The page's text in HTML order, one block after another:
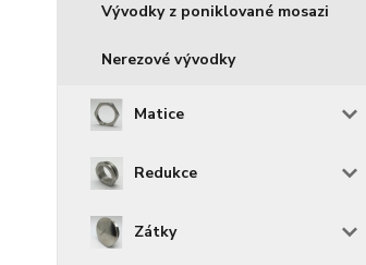
Vývodky z poniklované mosazi
Nerezové vývodky
Matice
Redukce
Zátky